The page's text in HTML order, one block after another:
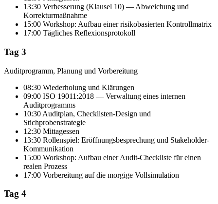
13:30 Verbesserung (Klausel 10) — Abweichung und
Korrekturmaßnahme
15:00 Workshop: Aufbau einer risikobasierten Kontrollmatrix
17:00 Tägliches Reflexionsprotokoll
Tag 3
Auditprogramm, Planung und Vorbereitung
08:30 Wiederholung und Klärungen
09:00 ISO 19011:2018 — Verwaltung eines internen
Auditprogramms
10:30 Auditplan, Checklisten-Design und
Stichprobenstrategie
12:30 Mittagessen
13:30 Rollenspiel: Eröffnungsbesprechung und Stakeholder-
Kommunikation
15:00 Workshop: Aufbau einer Audit-Checkliste für einen
realen Prozess
17:00 Vorbereitung auf die morgige Vollsimulation
Tag 4